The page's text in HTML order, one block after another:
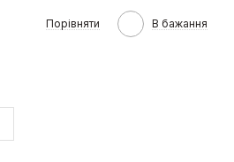
Порівняти В бажання